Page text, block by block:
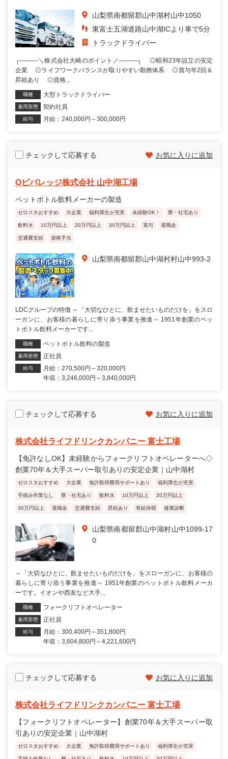
山梨県南都留郡山中湖村山中1050
東富士五湖道路山中湖ICより車で5分
トラックドライバー
┌────＼株式会社大崎のポイント／────┐ ◎昭和23年設立の安定
企業 ◎ライフワークバランスが取りやすい勤務体系 ◎賞与年2回＆
昇給あり ◎資格...
職種 大型トラックドライバー
雇用形態 契約社員
給与 月給：240,000円～300,000円
チェックして応募する お気に入りに追加
Oビバレッジ株式会社 山中湖工場
ペットボトル飲料メーカーの製造
ゼロスタおすすめ 大企業 福利厚生が充実 未経験OK！ 寮・社宅あり
飲料水 10万円以上 20万円以上 30万円以上 賞与 退職金
交通費支給 資格手当
山梨県南都留郡山中湖村村山中993-2
LDCグループの特徴 ～「大切なひとに、飲ませたいものだけを」をスロ
ーガンに、お客様の暮らしに寄り添う事業を推進～ 1951年創業のペッ
トボトル飲料メーカーです...
職種 ペットボトル飲料の製造
雇用形態 正社員
給与
月給：270,500円～320,000円
年収：3,246,000円～3,840,000円
チェックして応募する お気に入りに追加
株式会社ライフドリンクカンパニー 富士工場
【免許なしOK】未経験からフォークリフトオペレーターへ◇
創業70年＆大手スーパー取引ありの安定企業｜山中湖村
ゼロスタおすすめ 大企業 免許取得費用サポートあり 福利厚生が充実
手積み作業なし 寮・社宅あり 飲料水 10万円以上 20万円以上
30万円以上 退職金 交通費支給 昇給あり 有給休暇 健康診断
山梨県南都留郡山中湖村山中1099-17
0
～「大切なひとに、飲ませたいものだけを」をスローガンに、お客様の
暮らしに寄り添う事業を推進～ 1951年創業のペットボトル飲料メーカ
ーです。イオンや西友など大手...
職種 フォークリフトオペレーター
雇用形態 正社員
給与
月給：300,400円～351,800円
年収：3,604,800円～4,221,600円
チェックして応募する お気に入りに追加
株式会社ライフドリンクカンパニー 富士工場
【フォークリフトオペレーター】創業70年＆大手スーパー取
引ありの安定企業｜山中湖村
ゼロスタおすすめ 大企業 免許取得費用サポートあり 福利厚生が充実